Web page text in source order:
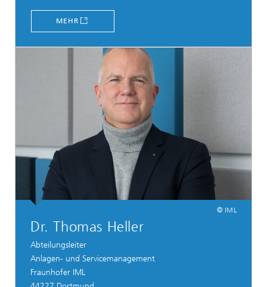
MEHR
© IML
Dr. Thomas Heller
Abteilungsleiter
Anlagen- und Servicemanagement
Fraunhofer IML